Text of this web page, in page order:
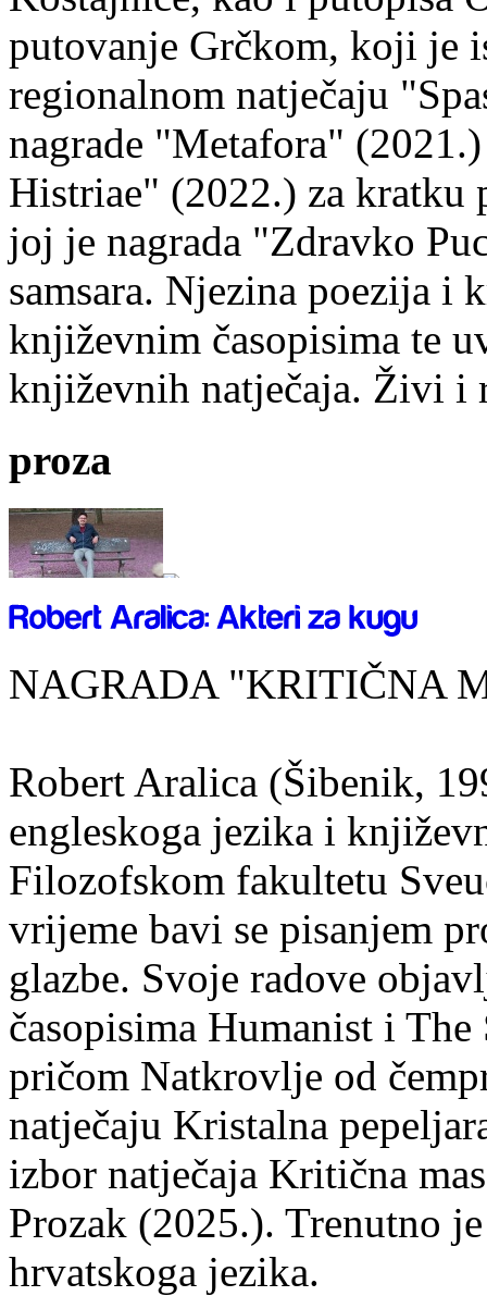
putovanje Grčkom, koji je
regionalnom natječaju
nagrade "Metafora"
Histriae" (2022.) za kratku
joj je nagrada "Zdravko
samsara. Njezina poezija i
književnim časopisima te
književnih natječaja. Živi i
proza
NAGRADA "KRITIČNA
Robert Aralica (Šibenik,
engleskoga jezika i
Filozofskom fakultetu
vrijeme bavi se pisanjem
glazbe. Svoje radove
časopisima Humanist i
pričom Natkrovlje od
natječaju Kristalna
izbor natječaja Kritična
Prozak (2025.). Trenutno
hrvatskoga jezika.